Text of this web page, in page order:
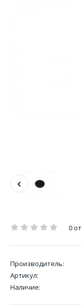
0
Производитель:
Артикул:
Наличие: